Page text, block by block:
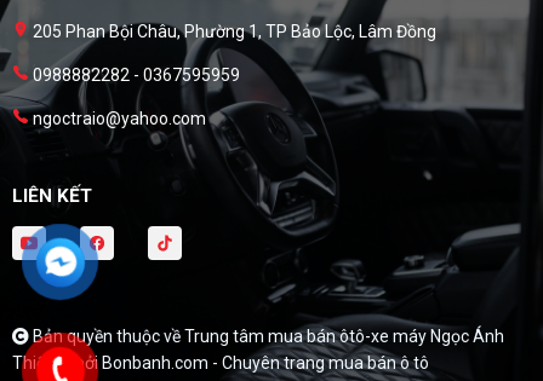
205 Phan Bội Châu, Phường 1, TP Bảo Lộc, Lâm Đồng
0988882282 - 0367595959
ngoctraio@yahoo.com
LIÊN KẾT
Bản quyền thuộc về Trung tâm mua bán ôtô-xe máy Ngọc Ánh
Thiết kế bởi Bonbanh.com - Chuyên trang mua bán ô tô